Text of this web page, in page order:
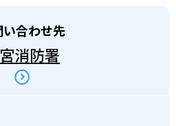
い合わせ先
消防署